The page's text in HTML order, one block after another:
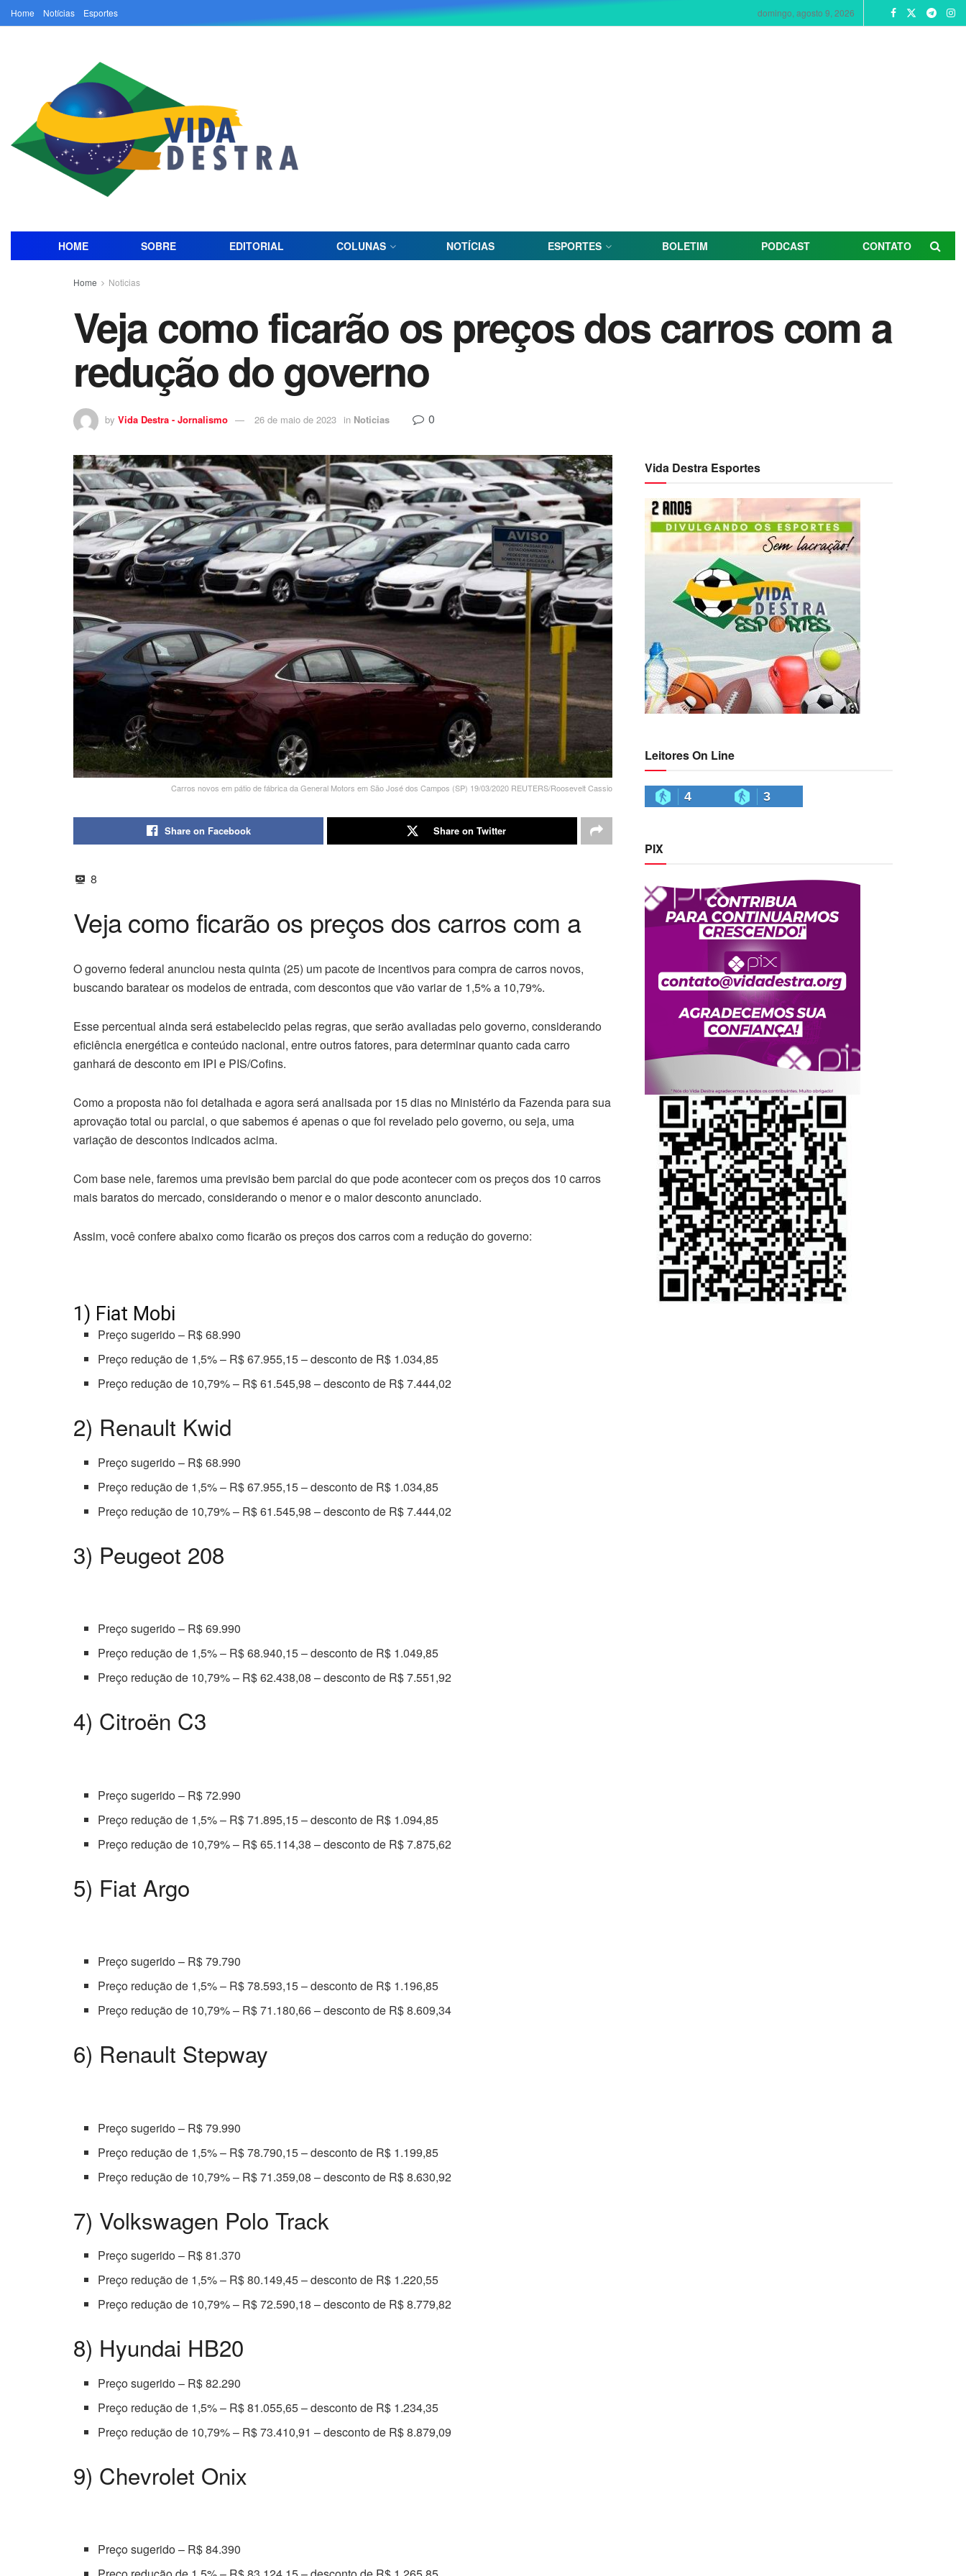
Home Notícias Esportes domingo, agosto 9, 2026
HOME SOBRE EDITORIAL COLUNAS NOTÍCIAS ESPORTES BOLETIM PODCAST CONTATO
Home Noticias
Veja como ficarão os preços dos carros com a
redução do governo
by Vida Destra - Jornalismo 26 de maio de 2023 in Noticias 0
Carros novos em pátio de fábrica da General Motors em São José dos Campos (SP) 19/03/2020 REUTERS/Roosevelt Cassio
Share on Facebook Share on Twitter
8
Veja como ficarão os preços dos carros com a
O governo federal anunciou nesta quinta (25) um pacote de incentivos para compra de carros novos,
buscando baratear os modelos de entrada, com descontos que vão variar de 1,5% a 10,79%.
Esse percentual ainda será estabelecido pelas regras, que serão avaliadas pelo governo, considerando
eficiência energética e conteúdo nacional, entre outros fatores, para determinar quanto cada carro
ganhará de desconto em IPI e PIS/Cofins.
Como a proposta não foi detalhada e agora será analisada por 15 dias no Ministério da Fazenda para sua
aprovação total ou parcial, o que sabemos é apenas o que foi revelado pelo governo, ou seja, uma
variação de descontos indicados acima.
Com base nele, faremos uma previsão bem parcial do que pode acontecer com os preços dos 10 carros
mais baratos do mercado, considerando o menor e o maior desconto anunciado.
Assim, você confere abaixo como ficarão os preços dos carros com a redução do governo:
1) Fiat Mobi
Preço sugerido – R$ 68.990
Preço redução de 1,5% – R$ 67.955,15 – desconto de R$ 1.034,85
Preço redução de 10,79% – R$ 61.545,98 – desconto de R$ 7.444,02
2) Renault Kwid
Preço sugerido – R$ 68.990
Preço redução de 1,5% – R$ 67.955,15 – desconto de R$ 1.034,85
Preço redução de 10,79% – R$ 61.545,98 – desconto de R$ 7.444,02
3) Peugeot 208
Preço sugerido – R$ 69.990
Preço redução de 1,5% – R$ 68.940,15 – desconto de R$ 1.049,85
Preço redução de 10,79% – R$ 62.438,08 – desconto de R$ 7.551,92
4) Citroën C3
Preço sugerido – R$ 72.990
Preço redução de 1,5% – R$ 71.895,15 – desconto de R$ 1.094,85
Preço redução de 10,79% – R$ 65.114,38 – desconto de R$ 7.875,62
5) Fiat Argo
Preço sugerido – R$ 79.790
Preço redução de 1,5% – R$ 78.593,15 – desconto de R$ 1.196,85
Preço redução de 10,79% – R$ 71.180,66 – desconto de R$ 8.609,34
6) Renault Stepway
Preço sugerido – R$ 79.990
Preço redução de 1,5% – R$ 78.790,15 – desconto de R$ 1.199,85
Preço redução de 10,79% – R$ 71.359,08 – desconto de R$ 8.630,92
7) Volkswagen Polo Track
Preço sugerido – R$ 81.370
Preço redução de 1,5% – R$ 80.149,45 – desconto de R$ 1.220,55
Preço redução de 10,79% – R$ 72.590,18 – desconto de R$ 8.779,82
8) Hyundai HB20
Preço sugerido – R$ 82.290
Preço redução de 1,5% – R$ 81.055,65 – desconto de R$ 1.234,35
Preço redução de 10,79% – R$ 73.410,91 – desconto de R$ 8.879,09
9) Chevrolet Onix
Preço sugerido – R$ 84.390
Vida Destra Esportes
Leitores On Line
4 3
PIX